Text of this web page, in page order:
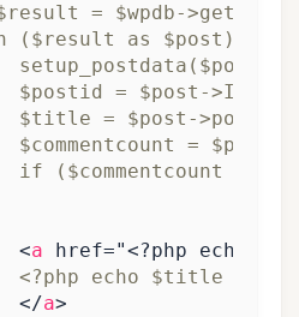
<a href="<?php echo
<?php echo $title ?>
</a>